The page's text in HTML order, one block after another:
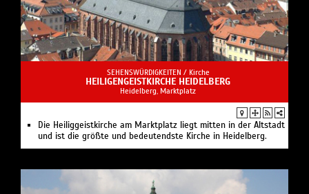
SEHENSWÜRDIGKEITEN / Kirche
HEILIGENGEISTKIRCHE HEIDELBERG
Heidelberg, Marktplatz
Die Heiliggeistkirche am Marktplatz liegt mitten in der Altstadt
und ist die größte und bedeutendste Kirche in Heidelberg.